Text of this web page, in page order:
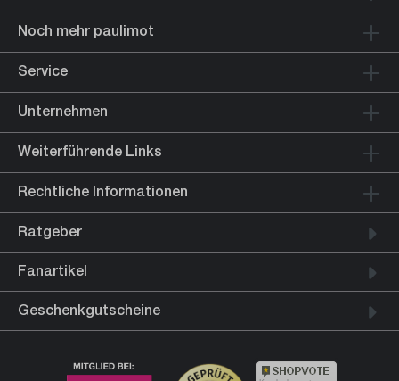
Noch mehr paulimot
Service
Unternehmen
Weiterführende Links
Rechtliche Informationen
Ratgeber
Fanartikel
Geschenkgutscheine